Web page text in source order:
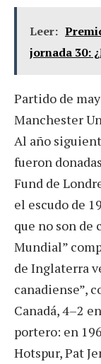
Leer:
jornada 30:
Partido de
Manchester
Al año
fueron
Fund de
el escudo de
que no son de
Mundial”
de Inglaterra
canadiense”,
Canadá, 4–2
portero: en
Hotspur, Pat